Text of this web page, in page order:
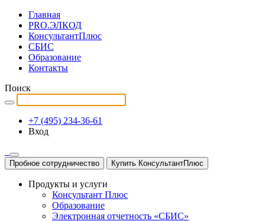
Главная
PRO.ЭЛКОД
КонсультантПлюс
СБИС
Образование
Контакты
Поиск
+7 (495) 234-36-61
Вход
Пробное сотрудничество Купить КонсультантПлюс
Продукты и услуги
Консультант Плюс
Образование
Электронная отчетность «СБИС»